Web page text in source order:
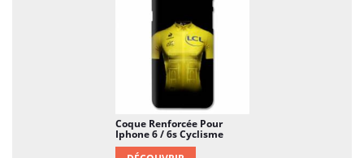
Coque Renforcée Pour
Iphone 6 / 6s Cyclisme